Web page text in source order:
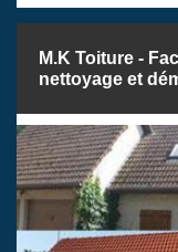
M.K Toiture -
nettoyage et